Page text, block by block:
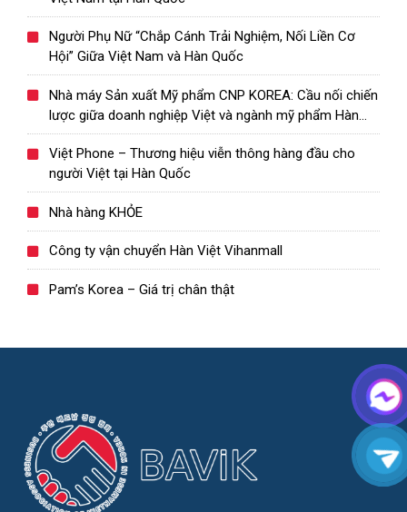
Người Phụ Nữ “Chắp Cánh Trải Nghiệm, Nối Liền Cơ
Hội” Giữa Việt Nam và Hàn Quốc
Nhà máy Sản xuất Mỹ phẩm CNP KOREA: Cầu nối chiến
lược giữa doanh nghiệp Việt và ngành mỹ phẩm Hàn
Quốc
Việt Phone – Thương hiệu viễn thông hàng đầu cho
người Việt tại Hàn Quốc
Nhà hàng KHỎE
Công ty vận chuyển Hàn Việt Vihanmall
Pam’s Korea – Giá trị chân thật